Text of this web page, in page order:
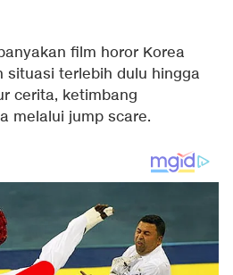
film horor Korea
situasi terlebih dulu hingga
cerita, ketimbang
melalui jump scare.